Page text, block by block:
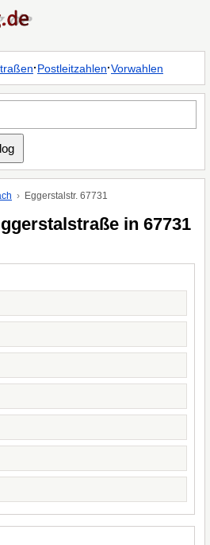
·Postleitzahlen·Vorwahlen
Eggerstalstr. 67731
in 67731